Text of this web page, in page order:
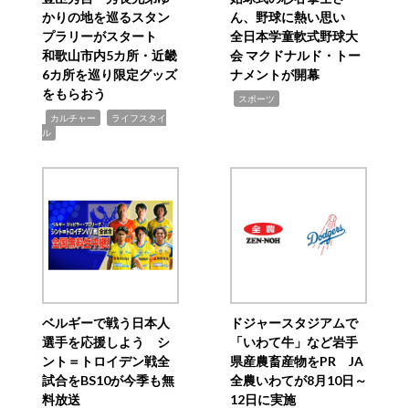
かりの地を巡るスタン
プラリーがスタート
和歌山市内5カ所・近畿
6カ所を巡り限定グッズ
をもらおう
カルチャー
ライフスタイ
ル
ん、野球に熱い思い
全日本学童軟式野球大
会 マクドナルド・トー
ナメントが開幕
スポーツ
ベルギーで戦う日本人
選手を応援しよう シ
ント＝トロイデン戦全
試合をBS10が今季も無
料放送
ドジャースタジアムで
「いわて牛」など岩手
県産農畜産物をPR JA
全農いわてが8月10日～
12日に実施